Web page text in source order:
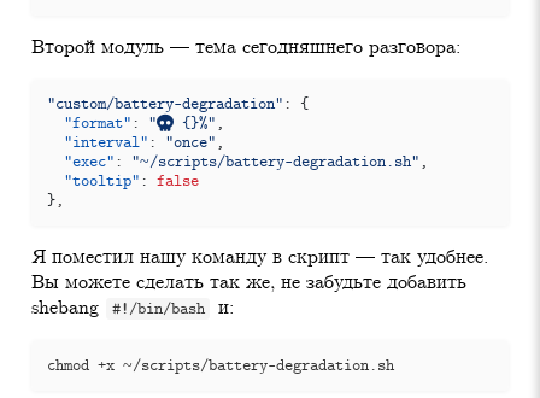
Второй модуль — тема сегодняшнего разговора:
"custom/battery-degradation" :
{
"format" : " {}%" ,
"interval" : "once" ,
"exec" : "~/scripts/battery-degradation.sh" ,
"tooltip" :
false
},
Я поместил нашу команду в скрипт — так удобнее.
Вы можете сделать так же, не забудьте добавить
shebang
#!/bin/bash и:
chmod +x ~/scripts/battery-degradation.sh